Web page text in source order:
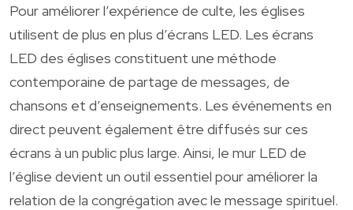
Pour améliorer l’expérience de culte, les églises
utilisent de plus en plus d’écrans LED. Les écrans
LED des églises constituent une méthode
contemporaine de partage de messages, de
chansons et d’enseignements. Les événements en
direct peuvent également être diffusés sur ces
écrans à un public plus large. Ainsi, le mur LED de
l’église devient un outil essentiel pour améliorer la
relation de la congrégation avec le message spirituel.